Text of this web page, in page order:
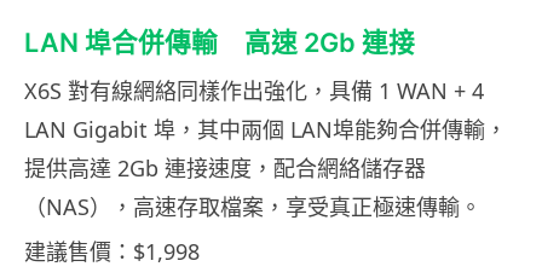
LAN 埠合併傳輸 高速 2Gb 連接
X6S 對有線網絡同樣作出強化，具備 1 WAN + 4
LAN Gigabit 埠，其中兩個 LAN埠能夠合併傳輸，
提供高達 2Gb 連接速度，配合網絡儲存器
（NAS），高速存取檔案，享受真正極速傳輸。
建議售價：$1,998